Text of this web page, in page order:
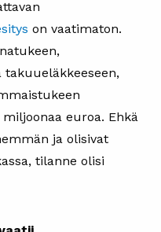
on vaatimaton.
takuueläkkeeseen,
euroa. Ehkä
ja olisivat
tilanne olisi